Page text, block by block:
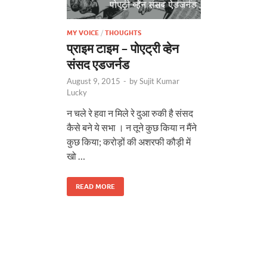
MY VOICE / THOUGHTS
प्राइम टाइम – पोएट्री व्हेन
संसद एडजर्नड
August 9, 2015 - bySujit Kumar
Lucky
न चले रे हवा न मिले रे दुआ रुकी है संसद
कैसे बने ये सभा । न तूने कुछ किया न मैंने
कुछ किया; करोड़ों की अशरफी कौड़ी में
खो …
READ MORE